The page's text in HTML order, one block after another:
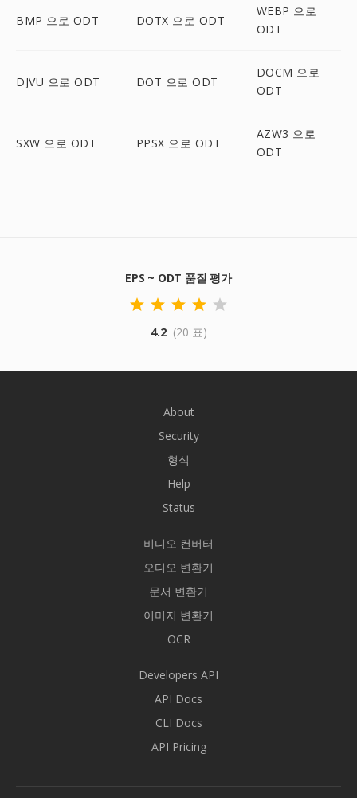
BMP 으로 ODT DOTX 으로 ODT
WEBP 으로
ODT
DJVU 으로 ODT DOT 으로 ODT
DOCM 으로
ODT
SXW 으로 ODT PPSX 으로 ODT
AZW3 으로
ODT
EPS ~ ODT 품질 평가
4.2 (20 표)
About
Security
형식
Help
Status
비디오 컨버터
오디오 변환기
문서 변환기
이미지 변환기
OCR
Developers API
API Docs
CLI Docs
API Pricing